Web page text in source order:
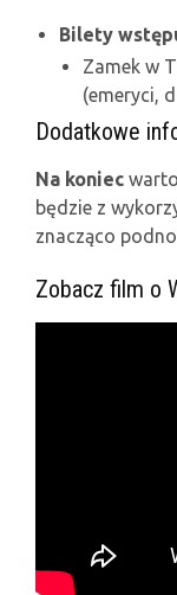
Bilety
Zamek w
(emeryci,
Dodatkowe
Na koniec
będzie z
znacząco
Zobacz film o